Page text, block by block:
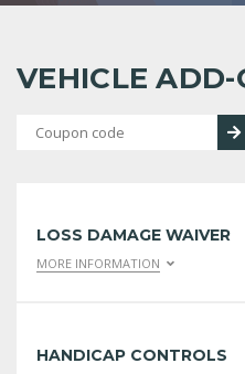
VEHICLE ADD-
LOSS DAMAGE WAIVER
MORE INFORMATION
HANDICAP CONTROLS